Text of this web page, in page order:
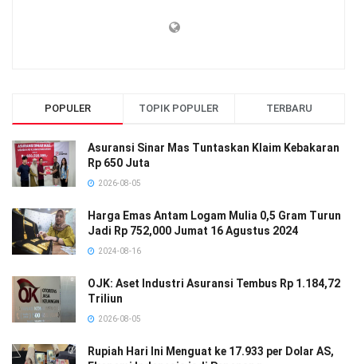
POPULER TOPIK POPULER TERBARU
Asuransi Sinar Mas Tuntaskan Klaim Kebakaran
Rp 650 Juta
2026-08-05
Harga Emas Antam Logam Mulia 0,5 Gram Turun
Jadi Rp 752,000 Jumat 16 Agustus 2024
2024-08-16
OJK: Aset Industri Asuransi Tembus Rp 1.184,72
Triliun
2026-08-05
Rupiah Hari Ini Menguat ke 17.933 per Dolar AS,